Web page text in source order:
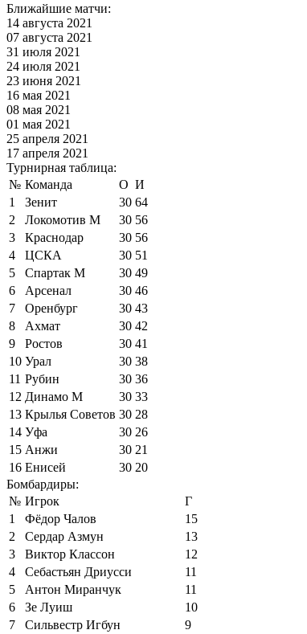
Ближайшие матчи:
14 августа 2021
07 августа 2021
31 июля 2021
24 июля 2021
23 июня 2021
16 мая 2021
08 мая 2021
01 мая 2021
25 апреля 2021
17 апреля 2021
Турнирная таблица:
№ Команда О И
1
Зенит 30 64
2
Локомотив М 30 56
3
Краснодар 30 56
4
ЦСКА 30 51
5
Спартак М 30 49
6
Арсенал 30 46
7
Оренбург 30 43
8
Ахмат 30 42
9
Ростов 30 41
10 Урал 30 38
11 Рубин 30 36
12 Динамо М 30 33
13 Крылья Советов 30 28
14 Уфа 30 26
15 Анжи 30 21
16 Енисей 30 20
Бомбардиры:
№ Игрок
Г
1
Фёдор Чалов
15
2
Сердар Азмун
13
3
Виктор Классон
12
4
Себастьян Дриусси
11
5
Антон Миранчук
11
6
Зе Луиш
10
7
Сильвестр Игбун
9